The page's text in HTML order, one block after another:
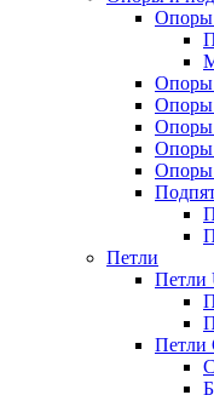
Опоры
Опоры
Опоры
Опоры
Опоры
Опоры
Петли
Петли
Петли